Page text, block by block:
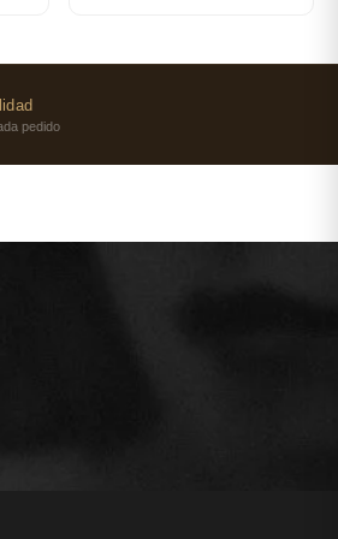
quien todo es posible y al
en stick perfumado. El
pedido